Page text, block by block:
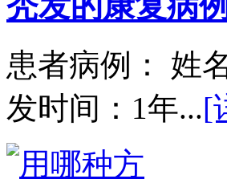
患者病例： 姓
发时间：1年...[